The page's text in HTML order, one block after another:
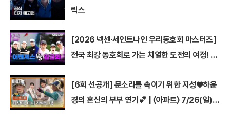
릭스
[2026 넥센·세인트나인 우리동호회 마스터즈]
전국 최강 동호회로 가는 치열한 도전의 여정! 파
[6회 선공개] 문소리를 속이기 위한 지성♥하윤
경의 혼신의 부부 연기💕 | 〈아파트〉 7/26(일)